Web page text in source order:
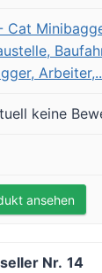
keine
ansehen
14